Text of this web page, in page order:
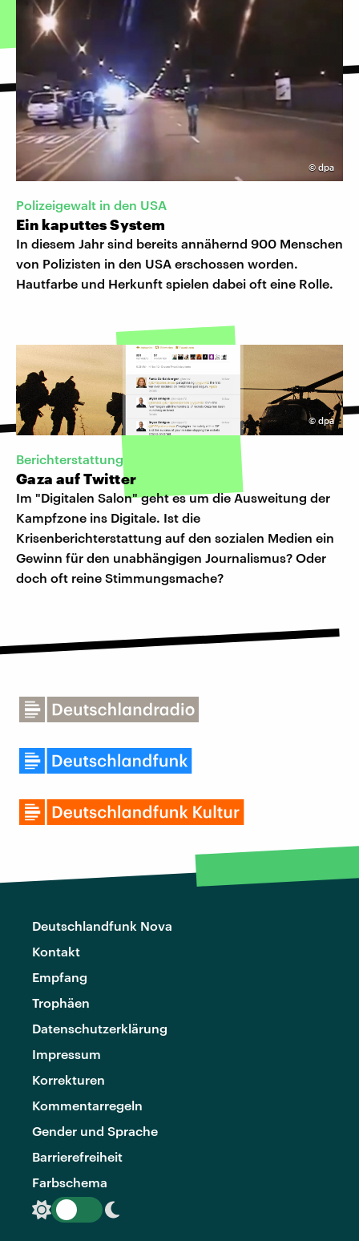
© dpa
Polizeigewalt in den USA
Ein kaputtes System
In diesem Jahr sind bereits annähernd 900 Menschen
von Polizisten in den USA erschossen worden.
Hautfarbe und Herkunft spielen dabei oft eine Rolle.
© dpa
Berichterstattung
Gaza auf Twitter
Im "Digitalen Salon" geht es um die Ausweitung der
Kampfzone ins Digitale. Ist die
Krisenberichterstattung auf den sozialen Medien ein
Gewinn für den unabhängigen Journalismus? Oder
doch oft reine Stimmungsmache?
Deutschlandfunk Nova
Kontakt
Empfang
Trophäen
Datenschutzerklärung
Impressum
Korrekturen
Kommentarregeln
Gender und Sprache
Barrierefreiheit
Farbschema